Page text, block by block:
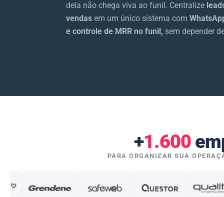
dela não chega viva ao funil. Centralize
vendas em um único sistema com
e controle de MRR no funil, sem depender
+1.600
PARA ORGANIZAR SUA